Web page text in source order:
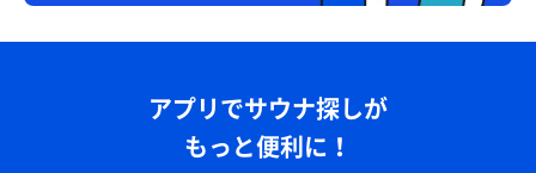
アプリでサウナ探しが
もっと便利に！